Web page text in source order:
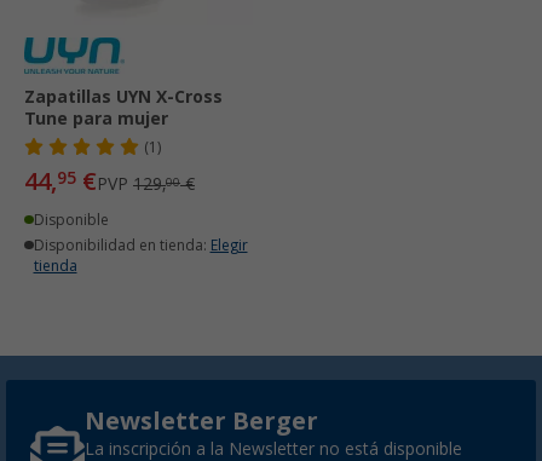
Zapatillas UYN X-Cross
Tune para mujer
(1)
44,95 €PVP 129,00€
Disponible
Disponibilidad en tienda: Elegir
tienda
Newsletter Berger
La inscripción a la Newsletter no está disponible